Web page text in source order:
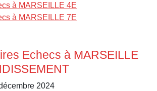
à MARSEILLE 4E
à MARSEILLE 7E
Echecs à MARSEILLE
2024